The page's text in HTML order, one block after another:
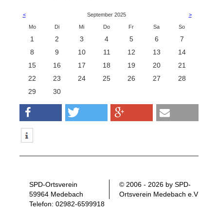
< September 2025 >
Montag Dienstag Mittwoch DonnerstagFreitag Samstag Sonntag
1 2 3 4 5 6
7
8
9 10 11 12 13
14
15
16 17 18 19 20
21
22
23 24 25 26 27
28
29
30
SPD-Ortsverein
59964 Medebach
Telefon: 02982-6599918
© 2006 - 2026 by SPD-
Ortsverein Medebach e.V